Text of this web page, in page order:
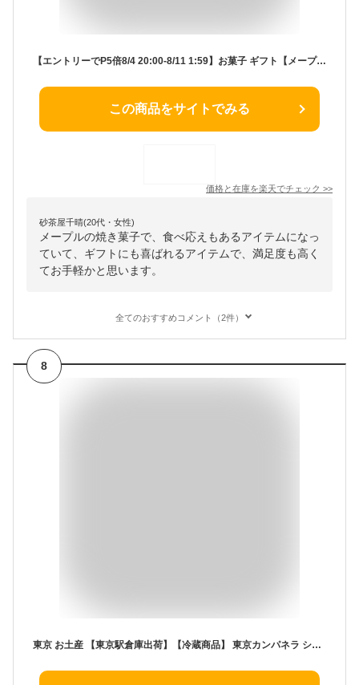
【エントリーでP5倍8/4 20:00-8/11 1:59】お菓子 ギフト【メープルフィナンシェ6個入 】個包装 スイーツ ギフト フィナンシェ プレゼント 焼き菓子 洋菓子 内祝い お祝 出産祝 結婚内祝い お礼 可愛い 職場 退職 東京 お土産 ザ・メープルマニア 夏ギフト 暑中見舞い
この商品をサイトでみる
価格と在庫を楽天でチェック >>
砂茶屋千晴(20代・女性)
メープルの焼き菓子で、食べ応えもあるアイテムになっ
ていて、ギフトにも喜ばれるアイテムで、満足度も高く
てお手軽かと思います。
全てのおすすめコメント（2件）
8
東京 お土産 【東京駅倉庫出荷】【冷蔵商品】 東京カンパネラ ショコラ 10個入 土産 東京みやげ 東京土産 お菓子 スイーツ ラングドシャ チョコクッキー お中元 御中元 お歳暮 御歳暮 ホワイトデー 内祝い お取り寄せ ギフト プレゼント のし不可